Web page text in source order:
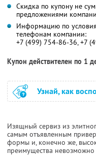
Скидка по купону не
предложениями
Информацию по
телефонам компании:
+7 (499) 754-86-36, +7
Купон действителен по 1
Узнай, как
Изящный сервиз из
самым отъявленным
формы и, конечно же,
преимущества